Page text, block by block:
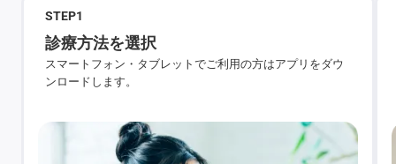
STEP1
診療方法を選択
スマートフォン・タブレットでご利用の方はアプリをダウ
ンロードします。